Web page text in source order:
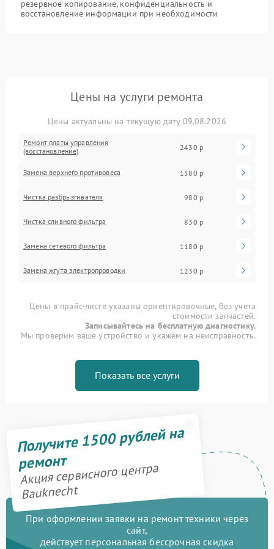
резервное копирование, конфиденциальность и
восстановление информации при необходимости
Цены на услуги ремонта
Цены актуальны на текущую дату 09.08.2026
Ремонт платы управления
(восстановление)
2430 р
Замена верхнего противовеса 1580 р
Чистка разбрызгивателя 980 р
Чистка сливного фильтра 830 р
Замена сетевого фильтра 1180 р
Замена жгута электропроводки 1230 р
Цены в прайс-листе указаны ориентировочные, без учета
стоимости запчастей.
Записывайтесь на бесплатную диагностику.
Мы проверим ваше устройство и укажем на неисправность.
Показать все услуги
Получите 1500 рублей на
ремонт
Акция сервисного центра
Bauknecht
При оформлении заявки на ремонт техники через
сайт,
действует персональная бессрочная скидка